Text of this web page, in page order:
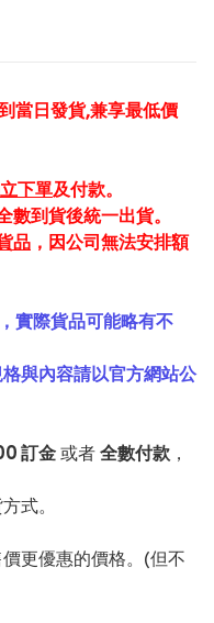
當日發貨,兼享最低價
下單及付款。
到貨後統一出貨。
品 ，因公司無法安排額
實際貨品可能略有不
與內容請以官方網站公
訂金 或者 全數付款 ，
式。
更優惠的價格。(但不